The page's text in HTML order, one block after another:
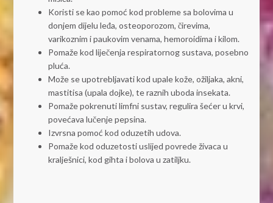
Koristi se kao pomoć kod probleme sa bolovima u
donjem dijelu leđa, osteoporozom, čirevima,
varikoznim i paukovim venama, hemoroidima i kilom.
Pomaže kod liječenja respiratornog sustava, posebno
pluća.
Može se upotrebljavati kod upale kože, ožiljaka, akni,
mastitisa (upala dojke), te raznih uboda insekata.
Pomaže pokrenuti limfni sustav, regulira šećer u krvi,
povećava lučenje pepsina.
Izvrsna pomoć kod oduzetih udova.
Pomaže kod oduzetosti uslijed povrede živaca u
kralješnici, kod gihta i bolova u zatiljku.